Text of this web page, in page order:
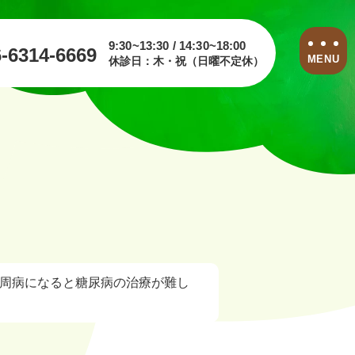
6314-6669
9:30~13:30 / 14:30~18:00
休診日：木・祝（日曜不定休）
MENU
病になると糖尿病の治療が難し